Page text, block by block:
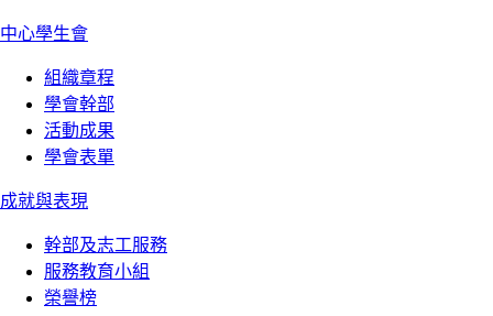
中心學生會
組織章程
學會幹部
活動成果
學會表單
成就與表現
幹部及志工服務
服務教育小組
榮譽榜